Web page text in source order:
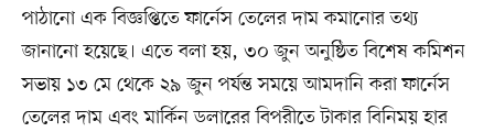
পাঠানো এক বিজ্ঞপ্তিতে ফার্নেস তেলের দাম কমানোর তথ্য
জানানো হয়েছে। এতে বলা হয়, ৩০ জুন অনুষ্ঠিত বিশেষ কমিশন
সভায় ১৩ মে থেকে ২৯ জুন পর্যন্ত সময়ে আমদানি করা ফার্নেস
তেলের দাম এবং মার্কিন ডলারের বিপরীতে টাকার বিনিময় হার